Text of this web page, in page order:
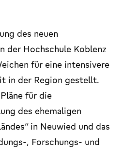
des neuen
der Hochschule Koblenz
für eine intensivere
in der Region gestellt.
für die
des ehemaligen
in Neuwied und das
, Forschungs- und